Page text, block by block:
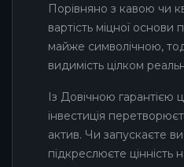
Порівняно з кавою чи
вартість міцної основи
майже символічною,
видимість цілком
Із Довічною гарантією
інвестиція
актив. Чи запускаєте
підкреслюєте цінність